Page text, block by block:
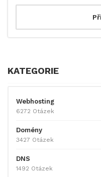
KATEGORIE
Webhosting
6272 Otázek
Domény
3427 Otázek
DNS
1492 Otázek